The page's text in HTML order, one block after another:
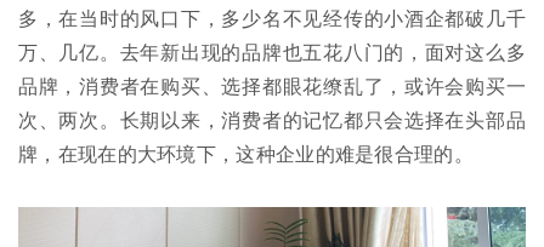
多，在当时的风口下，多少名不见经传的小酒企都破几千
万、几亿。去年新出现的品牌也五花八门的，面对这么多
品牌，消费者在购买、选择都眼花缭乱了，或许会购买一
次、两次。长期以来，消费者的记忆都只会选择在头部品
牌，在现在的大环境下，这种企业的难是很合理的。